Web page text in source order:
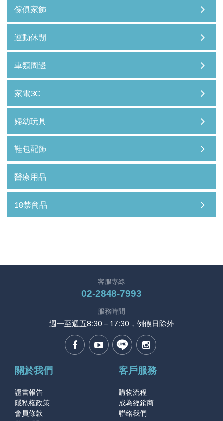
傢俱家飾
運動休閒
車類周邊
家電3C
婦幼玩具
鞋包配飾
醫療用品
18禁商品
客服專線
02-2848-7993
服務時間
週一至週五8:30－17:30，例假日除外
關於我們
證書報告
隱私權政策
會員條款
客戶服務
購物流程
成為經銷商
聯絡我們